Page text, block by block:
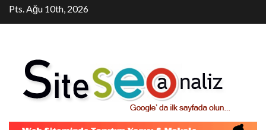
Skip
to
Pts. Ağu 10th, 2026